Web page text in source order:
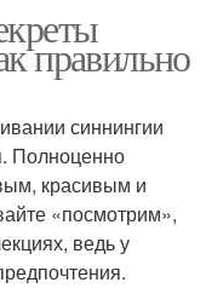
правильно
синнингии
Полноценно
красивым и
«посмотрим»,
ведь у